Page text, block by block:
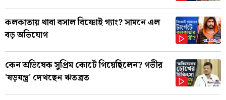
কলকাতায় থাবা বসাল বিষ্ণোই গ্যাং? সামনে এল
বড় অভিযোগ
কেন অভিষেক সুপ্রিম কোর্টে গিয়েছিলেন? গভীর
'ষড়যন্ত্র' দেখছেন ঋতব্রত